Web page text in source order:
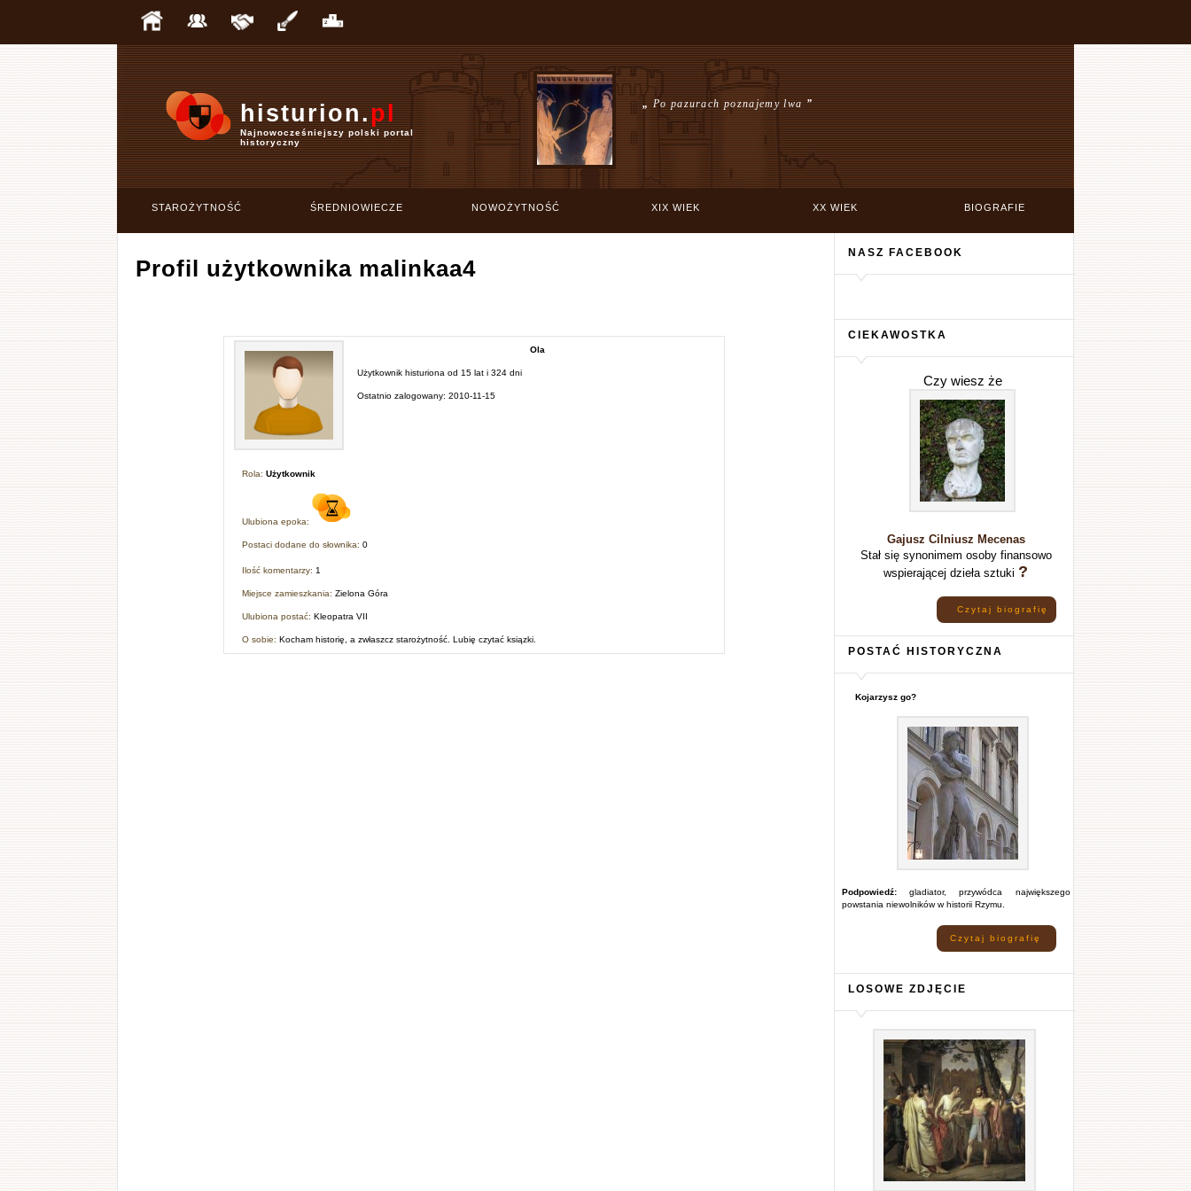
histurion.pl
Najnowocześniejszy polski portal
historyczny
„Po pazurach poznajemy lwa”
STAROŻYTNOŚĆ ŚREDNIOWIECZE NOWOŻYTNOŚĆ XIX WIEK XX WIEK BIOGRAFIE
Profil użytkownika malinkaa4
Ola
Użytkownik histuriona od 15 lat i 324 dni
Ostatnio zalogowany:2010-11-15
Rola:Użytkownik
Ulubiona epoka:
Postaci dodane do słownika:0
Ilość komentarzy:1
Miejsce zamieszkania:Zielona Góra
Ulubiona postać:Kleopatra VII
O sobie:Kocham historię, a zwłaszcz starożytność. Lubię czytać ksiązki.
NASZ FACEBOOK
CIEKAWOSTKA
Czy wiesz że
Gajusz Cilniusz Mecenas
Stał się synonimem osoby finansowo
wspierającej dzieła sztuki ?
Czytaj biografię
POSTAĆ HISTORYCZNA
Kojarzysz go?
Podpowiedź:gladiator, przywódca największego
powstania niewolników w historii Rzymu.
Czytaj biografię
LOSOWE ZDJĘCIE